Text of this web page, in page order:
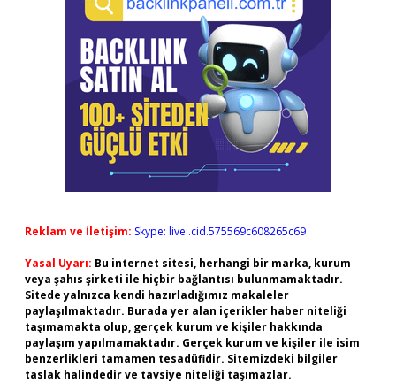
Reklam ve İletişim: Skype: live:.cid.575569c608265c69
Yasal Uyarı: Bu internet sitesi, herhangi bir marka, kurum
veya şahıs şirketi ile hiçbir bağlantısı bulunmamaktadır.
Sitede yalnızca kendi hazırladığımız makaleler
paylaşılmaktadır. Burada yer alan içerikler haber niteliği
taşımamakta olup, gerçek kurum ve kişiler hakkında
paylaşım yapılmamaktadır. Gerçek kurum ve kişiler ile isim
benzerlikleri tamamen tesadüfidir. Sitemizdeki bilgiler
taslak halindedir ve tavsiye niteliği taşımazlar.